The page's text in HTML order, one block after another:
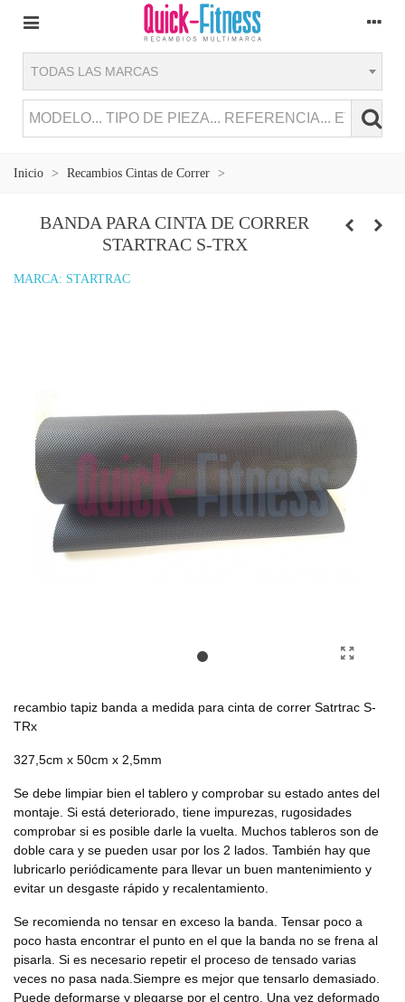
TODAS LAS MARCAS
Inicio > Recambios Cintas de Correr >
BANDA PARA CINTA DE CORRER
STARTRAC S-TRX
MARCA: STARTRAC
recambio tapiz banda a medida para cinta de correr Satrtrac S-
TRx
327,5cm x 50cm x 2,5mm
Se debe limpiar bien el tablero y comprobar su estado antes del
montaje. Si está deteriorado, tiene impurezas, rugosidades
comprobar si es posible darle la vuelta. Muchos tableros son de
doble cara y se pueden usar por los 2 lados. También hay que
lubricarlo periódicamente para llevar un buen mantenimiento y
evitar un desgaste rápido y recalentamiento.
Se recomienda no tensar en exceso la banda. Tensar poco a
poco hasta encontrar el punto en el que la banda no se frena al
pisarla. Si es necesario repetir el proceso de tensado varias
veces no pasa nada.Siempre es mejor que tensarlo demasiado.
Puede deformarse y plegarse por el centro. Una vez deformado